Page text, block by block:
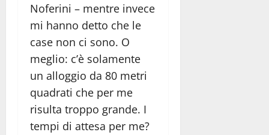
Noferini – mentre invece
mi hanno detto che le
case non ci sono. O
meglio: c’è solamente
un alloggio da 80 metri
quadrati che per me
risulta troppo grande. I
tempi di attesa per me?